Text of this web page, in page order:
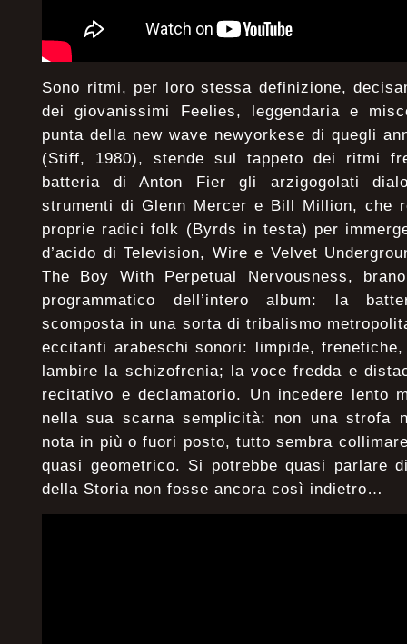
Sono ritmi, per loro stessa definizione,
dei giovanissimi Feelies, leggendaria e
punta della new wave newyorkese di quegli
(Stiff, 1980), stende sul tappeto dei ritmi
batteria di Anton Fier gli arzigogolati
strumenti di Glenn Mercer e Bill Million, che
proprie radici folk (Byrds in testa) per
d’acido di Television, Wire e Velvet
The Boy With Perpetual Nervousness,
programmatico dell’intero album: la
scomposta in una sorta di tribalismo
eccitanti arabeschi sonori: limpide,
lambire la schizofrenia; la voce fredda e
recitativo e declamatorio. Un incedere lento
nella sua scarna semplicità: non una strofa
nota in più o fuori posto, tutto sembra
quasi geometrico. Si potrebbe quasi parlare
della Storia non fosse ancora così indietro…